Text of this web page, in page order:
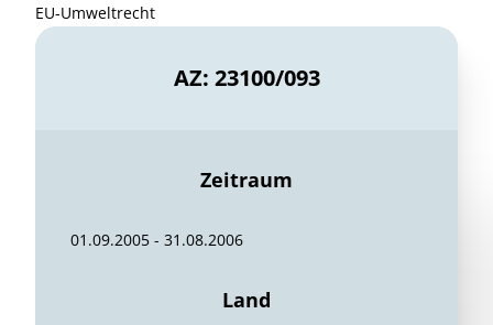
EU-Umweltrecht
AZ: 23100/093
Zeitraum
01.09.2005 - 31.08.2006
Land